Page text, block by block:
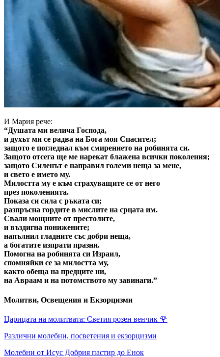
И Мария рече:
“Душата ми велича Господа,
и духът ми се радва на Бога моя Спасител;
защото е погледнал към смирението на робинята си.
Защото отсега ще ме нарекат блажена всички поколения;
защото Силенът е направил големи неща за мене,
и свето е името му.
Милостта му е към страхуващите се от него
през поколенията.
Показа си сила с ръката си;
разпръсна гордите в мислите на срцата им.
Свали мощните от престолите,
и въздигна понижените;
напълнил гладните със добри неща,
а богатите изпрати празни.
Помогна на робинята си Израил,
спомняйки се за милостта му,
както обеща на предците ни,
на Авраам и на потомството му завинаги.”
Молитви, Освещения и Екзорцизми
Царицата на молитвата: Светия розен венчик 🌹
Различни молебни, посветения и екзорцизми
Молебни от Исус Добрия пастир до Енок